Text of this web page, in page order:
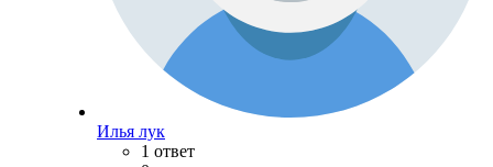
Илья лук
1 ответ